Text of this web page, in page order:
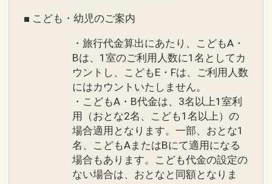
■ こども・幼児のご案内
・旅行代金算出にあたり、こどもA・
Bは、1室のご利用人数に1名としてカ
ウントし、こどもE・Fは、ご利用人数
にはカウントいたしません。
・こどもA・B代金は、3名以上1室利
用（おとな2名、こども1名以上）の
場合適用となります。一部、おとな1
名、こどもAまたはBにて適用になる
場合もあります。こども代金の設定の
ない場合は、おとなと同額となりま